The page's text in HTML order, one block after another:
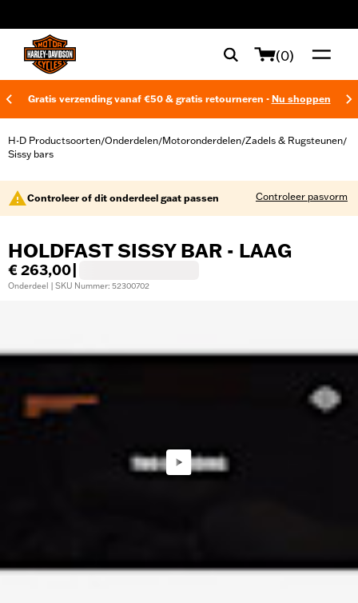
(0)
Gratis verzending vanaf €50 & gratis retourneren - Nu shoppen
H-D Productsoorten/Onderdelen/Motoronderdelen/Zadels & Rugsteunen/
Sissy bars
Controleer of dit onderdeel gaat passen Controleer pasvorm
HOLDFAST SISSY BAR - LAAG
€ 263,00
Onderdeel | SKU Nummer: 52300702